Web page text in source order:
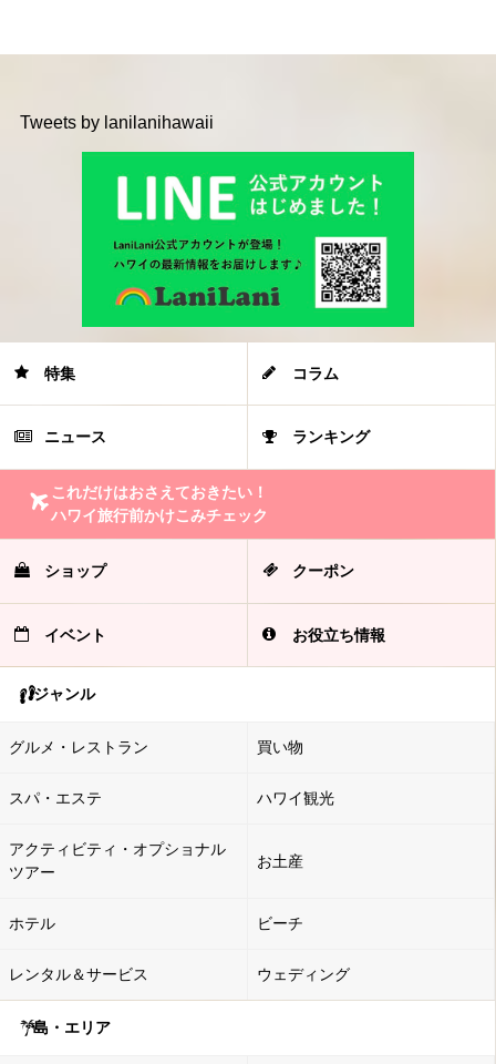
Tweets by lanilanihawaii
特集 コラム
ニュース ランキング
これだけはおさえておきたい！
ハワイ旅行前かけこみチェック
ショップ クーポン
イベント お役立ち情報
ジャンル
グルメ・レストラン 買い物
スパ・エステ ハワイ観光
アクティビティ・オプショナル
ツアー
お土産
ホテル ビーチ
レンタル＆サービス ウェディング
島・エリア